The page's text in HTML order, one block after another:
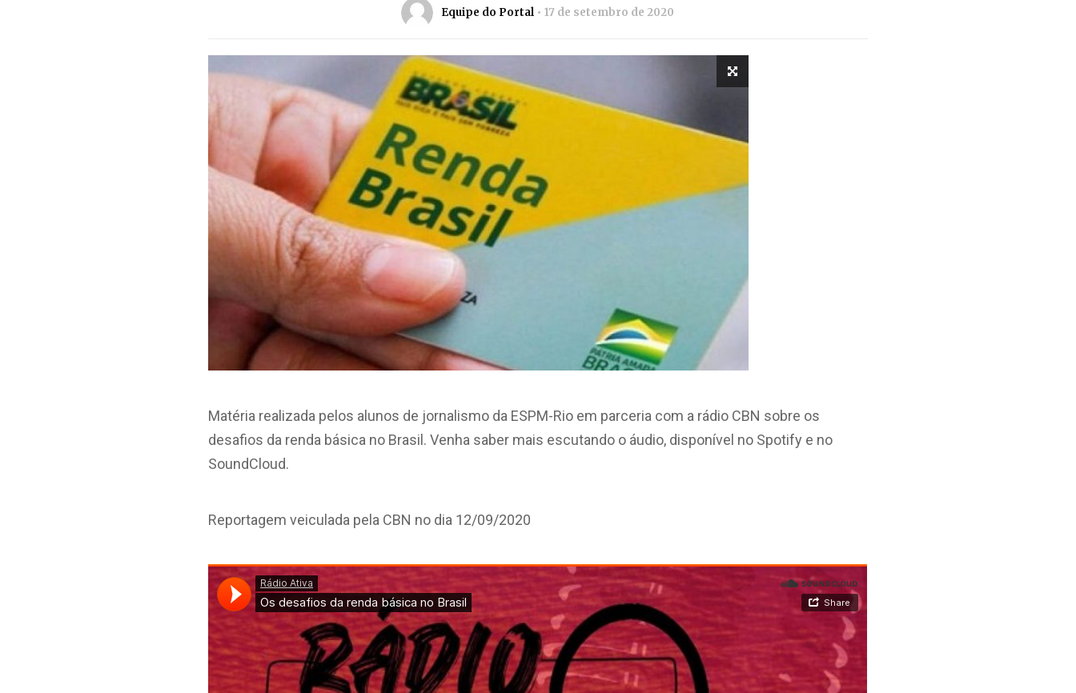
Equipe do Portal 17 de setembro de 2020
Matéria realizada pelos alunos de jornalismo da ESPM-Rio em parceria com a rádio CBN sobre os
desafios da renda básica no Brasil. Venha saber mais escutando o áudio, disponível no Spotify e no
SoundCloud.
Reportagem veiculada pela CBN no dia 12/09/2020